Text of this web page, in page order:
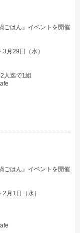
ごはん』イベントを開催
月29日（水）
人迄で1組
ごはん』イベントを開催
月1日（水）